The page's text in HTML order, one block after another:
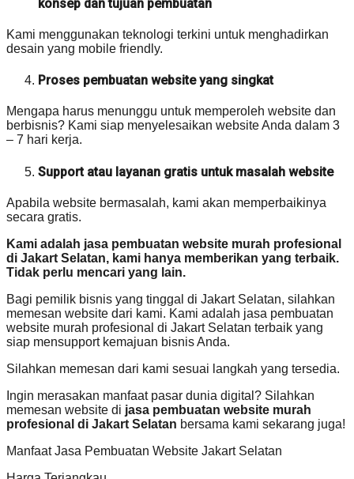
konsep dan tujuan pembuatan
Kami menggunakan teknologi terkini untuk menghadirkan
desain yang mobile friendly.
Proses pembuatan website yang singkat
Mengapa harus menunggu untuk memperoleh website dan
berbisnis? Kami siap menyelesaikan website Anda dalam 3
– 7 hari kerja.
Support atau layanan gratis untuk masalah website
Apabila website bermasalah, kami akan memperbaikinya
secara gratis.
Kami adalah jasa pembuatan website murah profesional
di Jakart Selatan, kami hanya memberikan yang terbaik.
Tidak perlu mencari yang lain.
Bagi pemilik bisnis yang tinggal di Jakart Selatan, silahkan
memesan website dari kami. Kami adalah jasa pembuatan
website murah profesional di Jakart Selatan terbaik yang
siap mensupport kemajuan bisnis Anda.
Silahkan memesan dari kami sesuai langkah yang tersedia.
Ingin merasakan manfaat pasar dunia digital? Silahkan
memesan website di jasa pembuatan website murah
profesional di Jakart Selatan bersama kami sekarang juga!
Manfaat Jasa Pembuatan Website Jakart Selatan